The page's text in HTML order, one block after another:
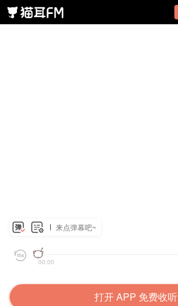
来点弹幕吧~
00:00
打开 APP 免费收听